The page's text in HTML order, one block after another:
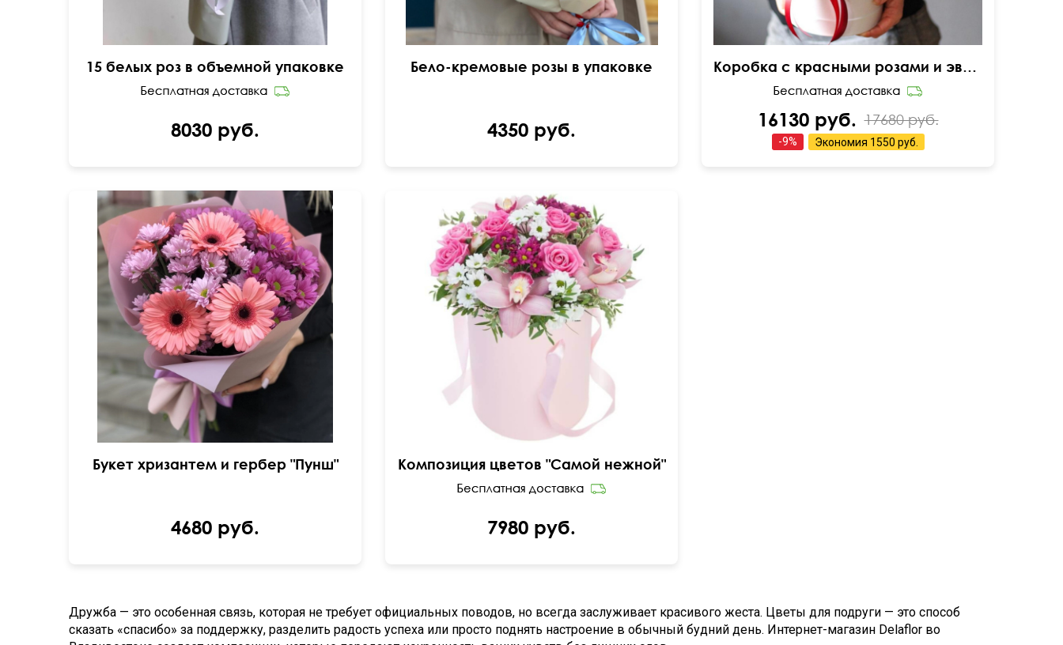
15 белых роз в объемной упаковке
8030 руб.
Бело-кремовые розы в упаковке
4350 руб.
Коробка с красными розами и эвкалиптом
16130 руб. 17680 руб.
-9% Экономия 1550 руб.
Букет хризантем и гербер "Пунш"
4680 руб.
Розы Россия, орхидея цимбидиум в колбе,
хризантемы сантини, папоротник, питтоспорум
Композиция цветов "Самой нежной"
7980 руб.
Дружба — это особенная связь, которая не требует официальных поводов, но всегда заслуживает красивого жеста. Цветы для подруги — это способ
сказать «спасибо» за поддержку, разделить радость успеха или просто поднять настроение в обычный будний день. Интернет-магазин Delaflor во